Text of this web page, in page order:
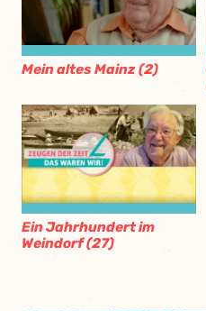
Mein altes Mainz (2)
Ein Jahrhundert im
Weindorf (27)